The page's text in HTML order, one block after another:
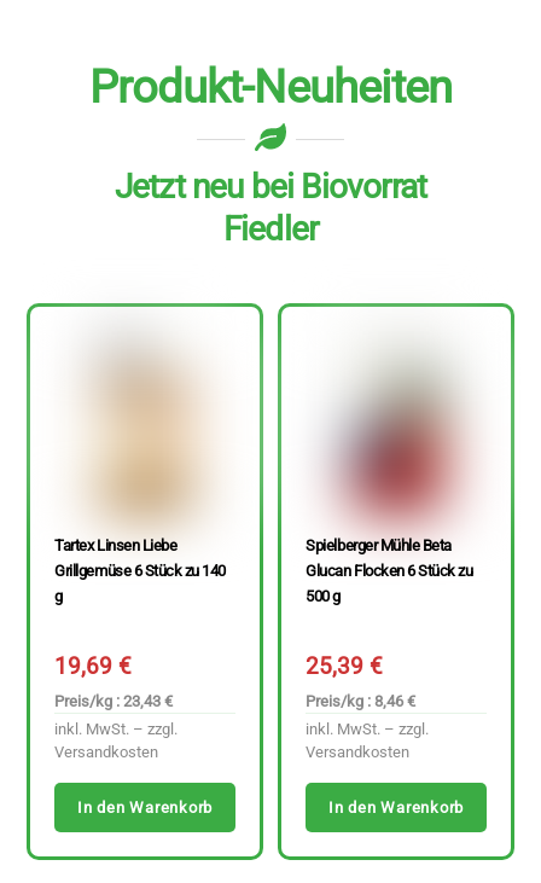
Produkt-Neuheiten
Jetzt neu bei Biovorrat
Fiedler
Tartex Linsen Liebe
Grillgemüse 6 Stück zu 140
g
19,69€
Preis/kg : 23,43 €
inkl. MwSt. – zzgl.
Versandkosten
In den Warenkorb
Spielberger Mühle Beta
Glucan Flocken 6 Stück zu
500 g
25,39€
Preis/kg : 8,46 €
inkl. MwSt. – zzgl.
Versandkosten
In den Warenkorb